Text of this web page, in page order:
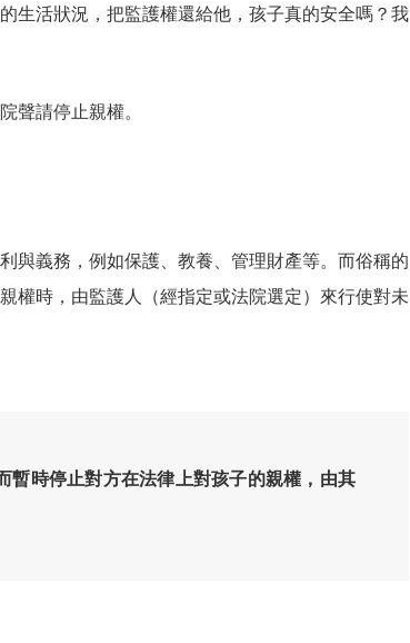
生活狀況，把監護權還給他，孩子真的安全嗎？我
聲請停止親權。
與義務，例如保護、教養、管理財產等。而俗稱的
權時，由監護人（經指定或法院選定）來行使對未
暫時停止對方在法律上對孩子的親權，由其